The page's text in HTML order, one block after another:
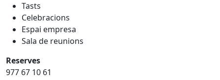
Tasts
Celebracions
Espai empresa
Sala de reunions
Reserves
977 67 10 61